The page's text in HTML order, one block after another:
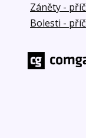
Záněty -
Bolesti -